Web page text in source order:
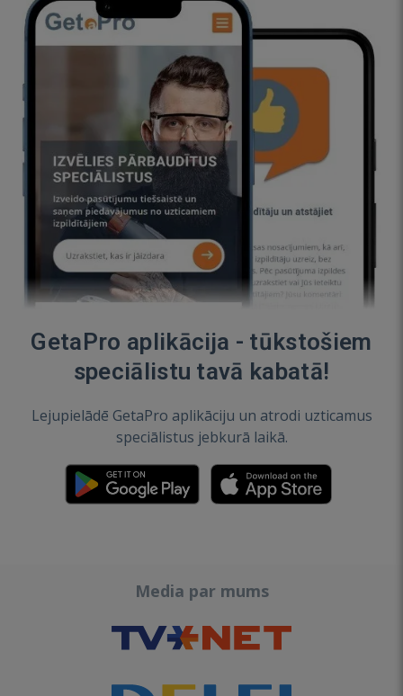
GetaPro aplikācija - tūkstošiem
speciālistu tavā kabatā!
Lejupielādē GetaPro aplikāciju un atrodi uzticamus
speciālistus jebkurā laikā.
Media par mums